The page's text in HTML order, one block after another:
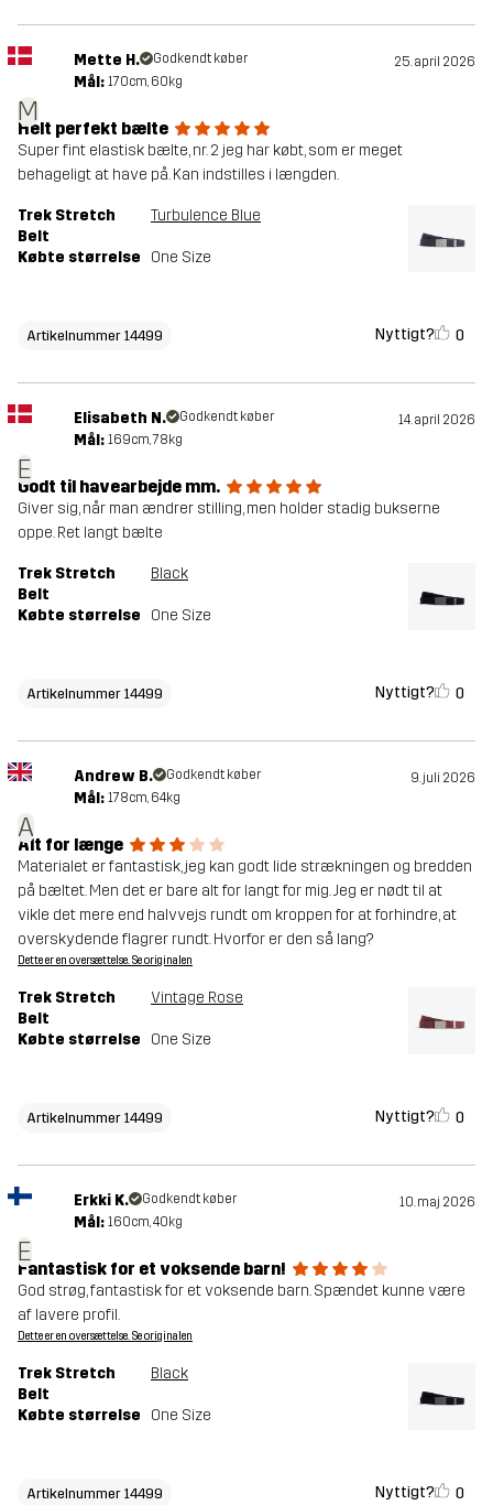
M
Mette H. Godkendt køber 25. april 2026
Mål: 170cm, 60kg
Helt perfekt bælte
Super fint elastisk bælte, nr. 2 jeg har købt, som er meget
behageligt at have på. Kan indstilles i længden.
Trek Stretch
Belt
Turbulence Blue
Købte størrelse One Size
Artikelnummer 14499 Nyttigt? 0
E
Elisabeth N. Godkendt køber 14. april 2026
Mål: 169cm, 78kg
Godt til havearbejde mm.
Giver sig, når man ændrer stilling, men holder stadig bukserne
oppe. Ret langt bælte
Trek Stretch
Belt
Black
Købte størrelse One Size
Artikelnummer 14499 Nyttigt? 0
A
Andrew B. Godkendt køber 9. juli 2026
Mål: 178cm, 64kg
Alt for længe
Materialet er fantastisk, jeg kan godt lide strækningen og bredden
på bæltet. Men det er bare alt for langt for mig. Jeg er nødt til at
vikle det mere end halvvejs rundt om kroppen for at forhindre, at
overskydende flagrer rundt. Hvorfor er den så lang?
Dette er en oversættelse. Se originalen
Trek Stretch
Belt
Vintage Rose
Købte størrelse One Size
Artikelnummer 14499 Nyttigt? 0
E
Erkki K. Godkendt køber 10. maj 2026
Mål: 160cm, 40kg
Fantastisk for et voksende barn!
God strøg, fantastisk for et voksende barn. Spændet kunne være
af lavere profil.
Dette er en oversættelse. Se originalen
Trek Stretch
Belt
Black
Købte størrelse One Size
Artikelnummer 14499 Nyttigt? 0